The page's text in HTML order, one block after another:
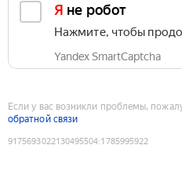
Я не робот
Нажмите, чтобы
Yandex SmartCaptcha
Если у вас возникли проблемы,
обратной связи
9175693022130495504:1785995922